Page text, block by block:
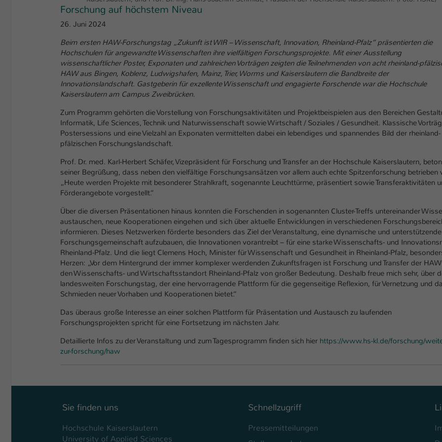
Forschung auf höchstem Niveau
26. Juni 2024
Beim ersten HAW-Forschungstag „Zukunft ist WIR – Wissenschaft, Innovation, Rheinland-Pfalz“ präsentierten die
Hochschulen für angewandte Wissenschaften ihre vielfältigen Forschungsprojekte. Mit einer Ausstellung
wissenschaftlicher Poster, Exponaten und zahlreichen Vorträgen zeigten die Teilnehmenden von acht rheinland-
HAW aus Bingen, Koblenz, Ludwigshafen, Mainz, Trier, Worms und Kaiserslautern die Bandbreite der
Innovationslandschaft. Gastgeberin für exzellente Wissenschaft und engagierte Forschende war die Hochschule
Kaiserslautern am Campus Zweibrücken.
Zum Programm gehörten die Vorstellung von Forschungsaktivitäten und Projektbeispielen aus den Bereichen
Informatik, Life Sciences, Technik und Naturwissenschaft sowie Wirtschaft / Soziales / Gesundheit. Klassische
Postersessions und eine Vielzahl an Exponaten vermittelten dabei ein lebendiges und spannendes Bild der rheinland-
pfälzischen Forschungslandschaft.
Prof. Dr. med. Karl-Herbert Schäfer, Vizepräsident für Forschung und Transfer an der Hochschule Kaiserslautern,
seiner Begrüßung, dass neben den vielfältige Forschungsansätzen vor allem auch echte Spitzenforschung betrieben
„Heute werden Projekte mit besonderer Strahlkraft, sogenannte Leuchttürme, präsentiert sowie Transferaktivitäten
Förderangebote vorgestellt.“
Über die diversen Präsentationen hinaus konnten die Forschenden in sogenannten Cluster-Treffs untereinander
austauschen, neue Kooperationen eingehen und sich über aktuelle Entwicklungen in verschiedenen
informieren. Dieses Netzwerken förderte besonders das Ziel der Veranstaltung, eine dynamische und unterstützende
Forschungsgemeinschaft aufzubauen, die Innovationen vorantreibt – für eine starke Wissenschafts- und
Rheinland-Pfalz. Und die liegt Clemens Hoch, Minister für Wissenschaft und Gesundheit in Rheinland-Pfalz,
Herzen: „Vor dem Hintergrund der immer komplexer werdenden Zukunftsfragen ist Forschung und Transfer der
den Wissenschafts- und Wirtschaftsstandort Rheinland-Pfalz von großer Bedeutung. Deshalb freue mich sehr, über
landesweiten Forschungstag, der eine hervorragende Plattform für die gegenseitige Reflexion, für Vernetzung und
Schmieden neuer Vorhaben und Kooperationen bietet.“
Das überaus große Interesse an einer solchen Plattform für Präsentation und Austausch zu laufenden
Forschungsprojekten spricht für eine Fortsetzung im nächsten Jahr.
Detaillierte Infos zu der Veranstaltung und zum Tagesprogramm finden sich hier https://www.hs-kl.de/forschung/
zur-forschung/haw
Sie finden uns
Hochschule Kaiserslautern
University of Applied Sciences
Schnellzugriff
Pressemitteilungen
Ihrer vorgenommen Einstellungen, falls der
Name fe_typo_user / PHPSESSID
Anbieter TYPO3
Laufzeit 1 Woche
Zweck
Dieses Cookie ist ein Standard-Session-Cookie
von TYPO3. Es speichert im Fall eines Intranet-
Logins die Session-ID. So kann der eingeloggte
Name be_typo_user
Laufzeit 1 Tag
Zweck
Dieser Cookie teilt der Webseite mit, ob ein
Besucher im Typo3-Backend angemeldet ist und
Rechte besitzt diese zu verwalten.